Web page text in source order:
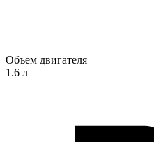
Объем двигателя
1.6 л